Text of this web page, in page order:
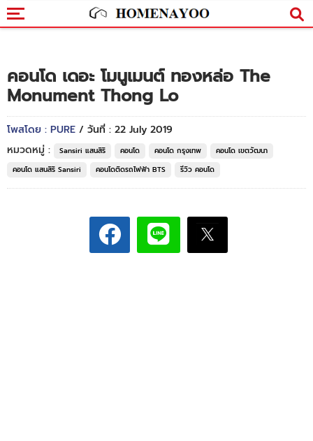
คอนโด เดอะ โมนูเมนต์ ทองหล่อ The
Monument Thong Lo
โพสโดย : PURE / วันที่ : 22 July 2019
หมวดหมู่ :
Sansiri แสนสิริ คอนโด คอนโด กรุงเทพ
คอนโด เขตวัฒนา
คอนโด แสนสิริ Sansiri
คอนโดติดรถไฟฟ้า BTS รีวิว คอนโด